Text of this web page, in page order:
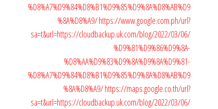
%D8%A7%D9%84%D8%B1%D9%85%D9%8A%D8%AB%D9
%8A%D8%A9/https://www.google.com.ph/url?
sa=t&url=https://cloudbackup.uk.com/blog/2022/03/06/
%D9%81%D9%86%D9%8A-
%D8%AA%D9%83%D9%8A%D9%8A%D9%81-
%D8%A7%D9%84%D8%B1%D9%85%D9%8A%D8%AB%D9
%8A%D8%A9/https://maps.google.co.th/url?
sa=t&url=https://cloudbackup.uk.com/blog/2022/03/06/